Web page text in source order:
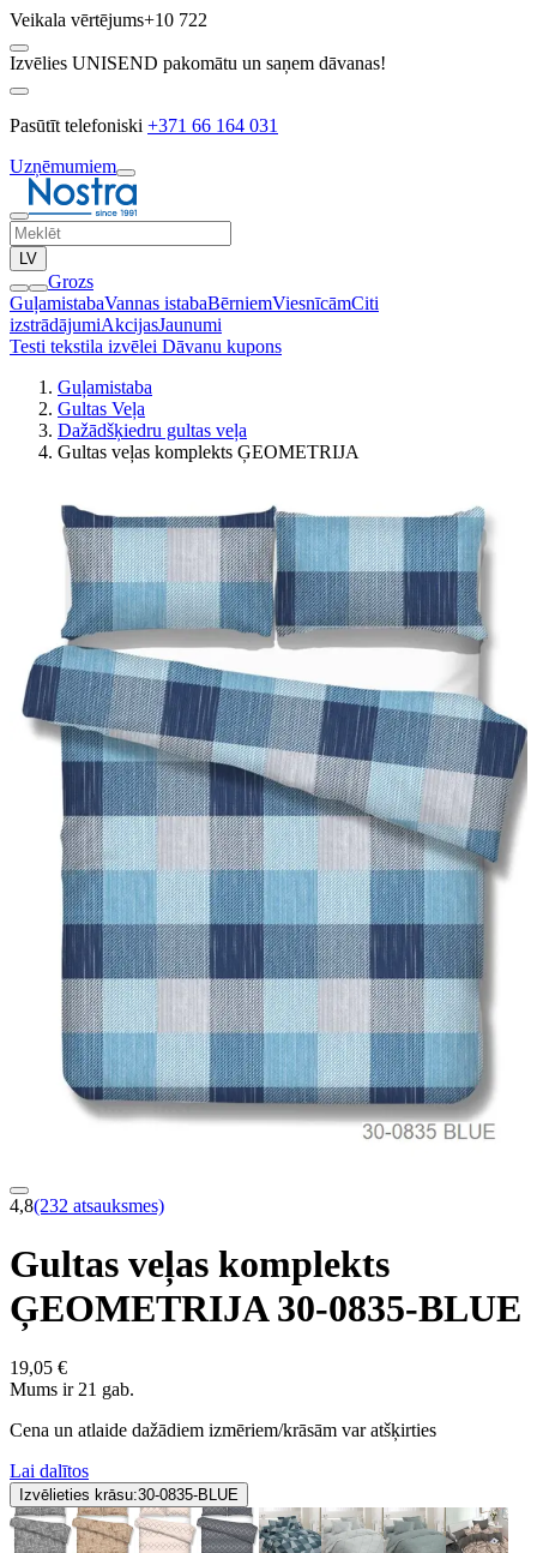
Veikala vērtējums+10 722
Izvēlies UNISEND pakomātu un saņem dāvanas!
Pasūtīt telefoniski +371 66 164 031
Uzņēmumiem
LV
Grozs
GuļamistabaVannas istabaBērniemViesnīcāmCiti
izstrādājumiAkcijasJaunumi
Testi tekstila izvēlei Dāvanu kupons
Guļamistaba
Gultas Veļa
Dažādšķiedru gultas veļa
Gultas veļas komplekts ĢEOMETRIJA
4,8(232 atsauksmes)
Gultas veļas komplekts
ĢEOMETRIJA 30-0835-BLUE
19,05 €
Mums ir 21 gab.
Cena un atlaide dažādiem izmēriem/krāsām var atšķirties
Lai dalītos
Izvēlieties krāsu:30-0835-BLUE